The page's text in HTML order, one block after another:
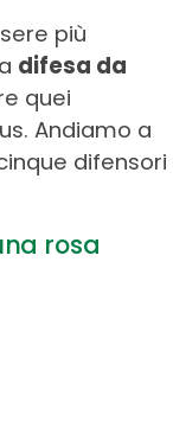
più
difesa da
quei
Andiamo a
difensori
rosa